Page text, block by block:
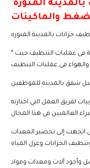
والماكينات
خزانات بالمدينة المنوره
* استخدام طرق ووسائل التكنولوجيا الحديثة فى عمليات التنظيف حيث
شقق بالمدينه للموظفين
لفريق العمل التي اختارته
اتجهت إلى تحضير المعدات
وأجود آلات ومعدات ومواد